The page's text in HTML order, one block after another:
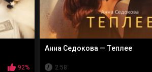
92%
Анна Седокова — Теплее
2:58